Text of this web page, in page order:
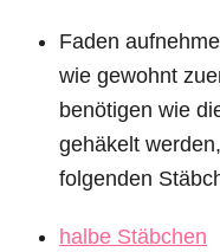
Faden
wie gewohnt
benötigen wie
gehäkelt
folgenden
halbe Stäbchen